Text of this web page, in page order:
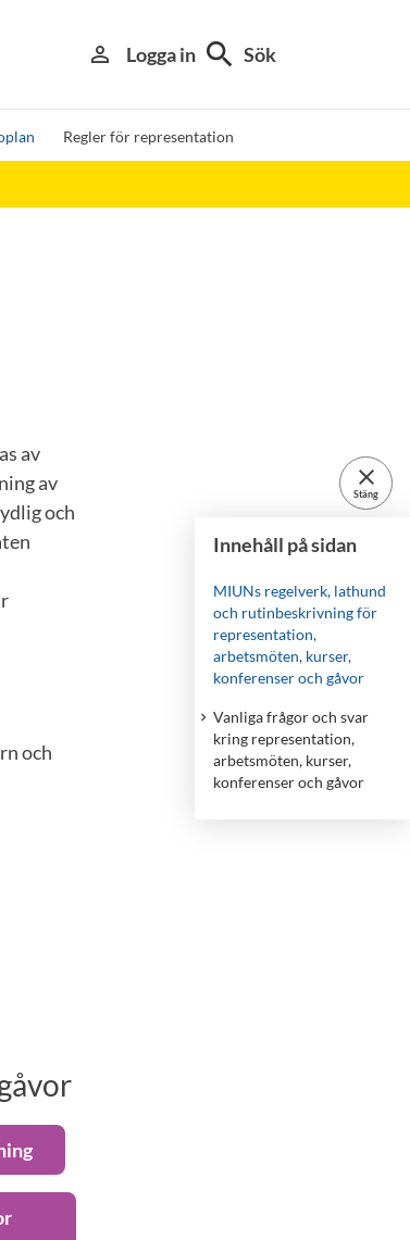
person_outline Logga in search Sök
Regler för representation
close
Stäng
Innehåll på sidan
MIUNs regelverk, lathund
och rutinbeskrivning för
representation,
arbetsmöten, kurser,
konferenser och gåvor
Vanliga frågor och svar
kring representation,
arbetsmöten, kurser,
konferenser och gåvor
av
av
och
och